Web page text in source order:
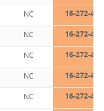
NC 16-272-40-
NC 16-272-40-
NC 16-272-47-
NC 16-272-47-
NC 16-272-47-